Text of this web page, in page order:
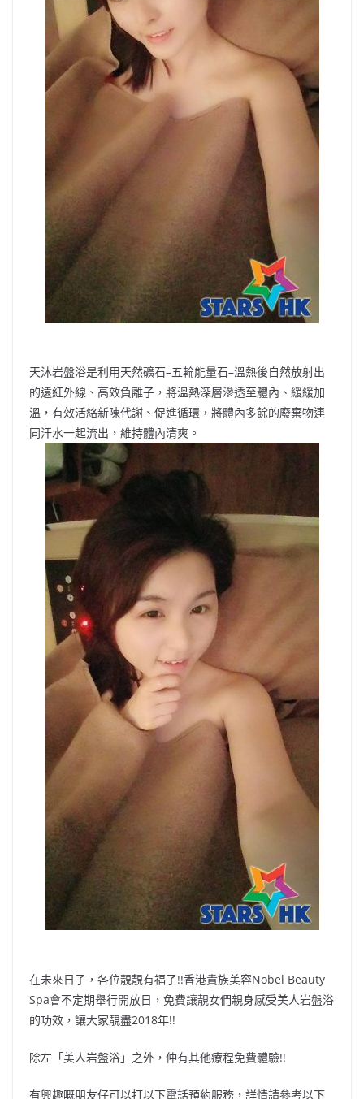
天沐岩盤浴是利用天然礦石–五輪能量石–溫熱後自然放射出
的遠紅外線、高效負離子，將溫熱深層滲透至體內、緩緩加
溫，有效活絡新陳代謝、促進循環，將體內多餘的廢棄物連
同汗水一起流出，維持體內清爽。
在未來日子，各位靚靚有福了!!香港貴族美容Nobel Beauty
Spa會不定期舉行開放日，免費讓靚女們親身感受美人岩盤浴
的功效，讓大家靚盡2018年!!
除左「美人岩盤浴」之外，仲有其他療程免費體驗!!
有興趣嘅朋友仔可以打以下電話預約服務，詳情請參考以下